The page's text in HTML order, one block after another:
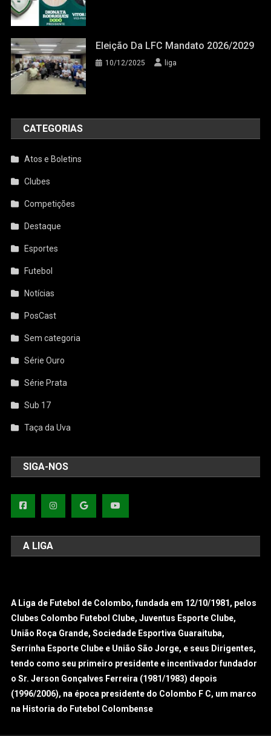
Eleição Da LFC Mandato 2026/2029
10/12/2025 liga
CATEGORIAS
Atos e Boletins
Clubes
Competições
Destaque
Esportes
Futebol
Notícias
PosCast
Sem categoria
Série Ouro
Série Prata
Sub 17
Taça da Uva
SIGA-NOS
A LIGA
A Liga de Futebol de Colombo, fundada em 12/10/1981, pelos
Clubes Colombo Futebol Clube, Juventus Esporte Clube,
União Roça Grande, Sociedade Esportiva Guaraituba,
Serrinha Esporte Clube e União São Jorge, e seus Dirigentes,
tendo como seu primeiro presidente e incentivador fundador
o Sr. Jerson Gonçalves Ferreira (1981/1983) depois
(1996/2006), na época presidente do Colombo F C, um marco
na Historia do Futebol Colombense